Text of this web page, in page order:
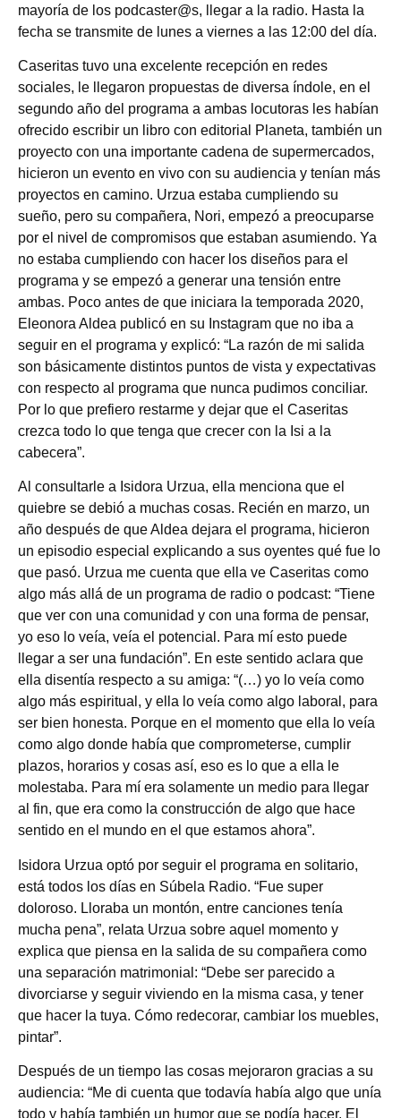
mayoría de los podcaster@s, llegar a la radio. Hasta la
fecha se transmite de lunes a viernes a las 12:00 del día.
Caseritas tuvo una excelente recepción en redes
sociales, le llegaron propuestas de diversa índole, en el
segundo año del programa a ambas locutoras les habían
ofrecido escribir un libro con editorial Planeta, también un
proyecto con una importante cadena de supermercados,
hicieron un evento en vivo con su audiencia y tenían más
proyectos en camino. Urzua estaba cumpliendo su
sueño, pero su compañera, Nori, empezó a preocuparse
por el nivel de compromisos que estaban asumiendo. Ya
no estaba cumpliendo con hacer los diseños para el
programa y se empezó a generar una tensión entre
ambas. Poco antes de que iniciara la temporada 2020,
Eleonora Aldea publicó en su Instagram que no iba a
seguir en el programa y explicó: “La razón de mi salida
son básicamente distintos puntos de vista y expectativas
con respecto al programa que nunca pudimos conciliar.
Por lo que prefiero restarme y dejar que el Caseritas
crezca todo lo que tenga que crecer con la Isi a la
cabecera”.
Al consultarle a Isidora Urzua, ella menciona que el
quiebre se debió a muchas cosas. Recién en marzo, un
año después de que Aldea dejara el programa, hicieron
un episodio especial explicando a sus oyentes qué fue lo
que pasó. Urzua me cuenta que ella ve Caseritas como
algo más allá de un programa de radio o podcast: “Tiene
que ver con una comunidad y con una forma de pensar,
yo eso lo veía, veía el potencial. Para mí esto puede
llegar a ser una fundación”. En este sentido aclara que
ella disentía respecto a su amiga: “(…) yo lo veía como
algo más espiritual, y ella lo veía como algo laboral, para
ser bien honesta. Porque en el momento que ella lo veía
como algo donde había que comprometerse, cumplir
plazos, horarios y cosas así, eso es lo que a ella le
molestaba. Para mí era solamente un medio para llegar
al fin, que era como la construcción de algo que hace
sentido en el mundo en el que estamos ahora”.
Isidora Urzua optó por seguir el programa en solitario,
está todos los días en Súbela Radio. “Fue super
doloroso. Lloraba un montón, entre canciones tenía
mucha pena”, relata Urzua sobre aquel momento y
explica que piensa en la salida de su compañera como
una separación matrimonial: “Debe ser parecido a
divorciarse y seguir viviendo en la misma casa, y tener
que hacer la tuya. Cómo redecorar, cambiar los muebles,
pintar”.
Después de un tiempo las cosas mejoraron gracias a su
audiencia: “Me di cuenta que todavía había algo que unía
todo y había también un humor que se podía hacer. El